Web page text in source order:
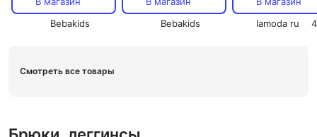
Bebakids
Bebakids
lamoda ru
Смотреть все товары